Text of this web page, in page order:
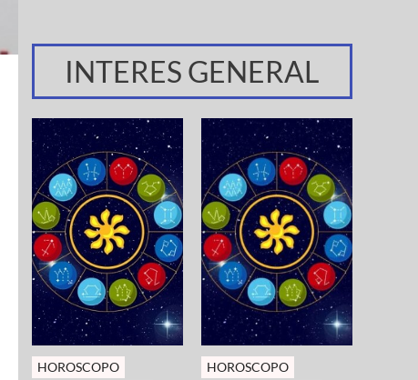
INTERES GENERAL
HOROSCOPO
HOROSCOPO